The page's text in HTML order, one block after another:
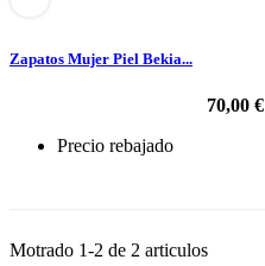
Zapatos Mujer Piel Bekia...
70,00 €
Precio rebajado
Motrado 1-2 de 2 articulos